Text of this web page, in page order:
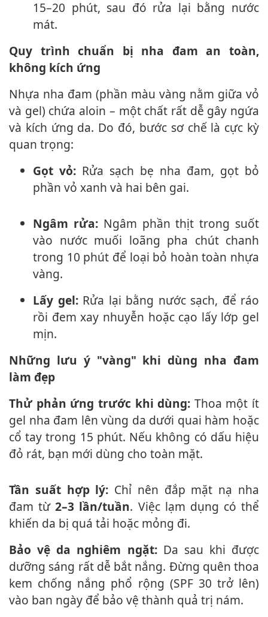
15–20 phút, sau đó rửa lại bằng nước
mát.
Quy trình chuẩn bị nha đam an toàn,
không kích ứng
Nhựa nha đam (phần màu vàng nằm giữa vỏ
và gel) chứa aloin – một chất rất dễ gây ngứa
và kích ứng da. Do đó, bước sơ chế là cực kỳ
quan trọng:
Gọt vỏ: Rửa sạch bẹ nha đam, gọt bỏ
phần vỏ xanh và hai bên gai.
Ngâm rửa:Ngâm phần thịt trong suốt
vào nước muối loãng pha chút chanh
trong 10 phút để loại bỏ hoàn toàn nhựa
vàng.
Lấy gel:Rửa lại bằng nước sạch, để ráo
rồi đem xay nhuyễn hoặc cạo lấy lớp gel
mịn.
Những lưu ý "vàng" khi dùng nha đam
làm đẹp
Thử phản ứng trước khi dùng: Thoa một ít
gel nha đam lên vùng da dưới quai hàm hoặc
cổ tay trong 15 phút. Nếu không có dấu hiệu
đỏ rát, bạn mới dùng cho toàn mặt.
Tần suất hợp lý: Chỉ nên đắp mặt nạ nha
đam từ2–3 lần/tuần. Việc lạ‌m dụn‌g có thể
khiến da bị quá tải hoặc mỏng đi.
Bảo vệ da nghiêm ngặt:Da sau khi được
dưỡng sáng rất dễ bắt nắng. Đừng quên thoa
kem chống nắng phổ rộng (SPF 30 trở lên)
vào ban ngày để bảo vệ thành quả trị nám.